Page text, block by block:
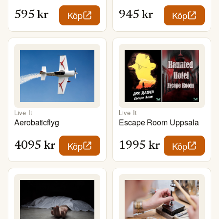
595 kr Köp 945 kr Köp
Live It
Aerobaticflyg
4095 kr Köp
Live It
Escape Room Uppsala
1995 kr Köp